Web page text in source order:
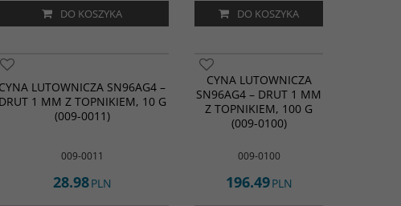
DO KOSZYKA DO KOSZYKA
CYNA LUTOWNICZA SN96AG4 –
DRUT 1 MM Z TOPNIKIEM, 10 G
(009-0011)
009-0011
28.98PLN
CYNA LUTOWNICZA
SN96AG4 – DRUT 1 MM
Z TOPNIKIEM, 100 G
(009-0100)
009-0100
196.49PLN